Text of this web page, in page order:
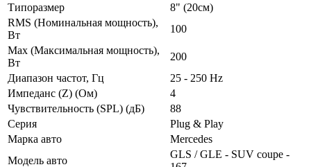
Типоразмер
8" (20см)
RMS (Номинальная мощность),
Вт
100
Max (Максимальная мощность),
Вт
200
Диапазон частот, Гц
25 - 250 Hz
Импеданс (Z) (Ом)
4
Чувствительность (SPL) (дБ)
88
Серия
Plug & Play
Марка авто
Mercedes
Модель авто
GLS / GLE - SUV coupe -